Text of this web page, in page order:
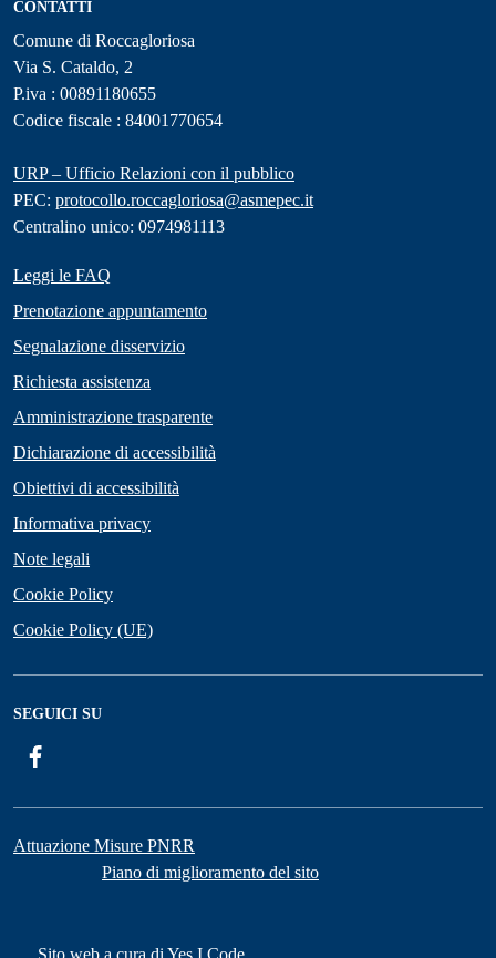
CONTATTI
Comune di Roccagloriosa
Via S. Cataldo, 2
P.iva : 00891180655
Codice fiscale : 84001770654
URP – Ufficio Relazioni con il pubblico
PEC: protocollo.roccagloriosa@asmepec.it
Centralino unico: 0974981113
Leggi le FAQ
Prenotazione appuntamento
Segnalazione disservizio
Richiesta assistenza
Amministrazione trasparente
Dichiarazione di accessibilità
Obiettivi di accessibilità
Informativa privacy
Note legali
Cookie Policy
Cookie Policy (UE)
SEGUICI SU
Attuazione Misure PNRR
Piano di miglioramento del sito
Sito web a cura di Yes I Code